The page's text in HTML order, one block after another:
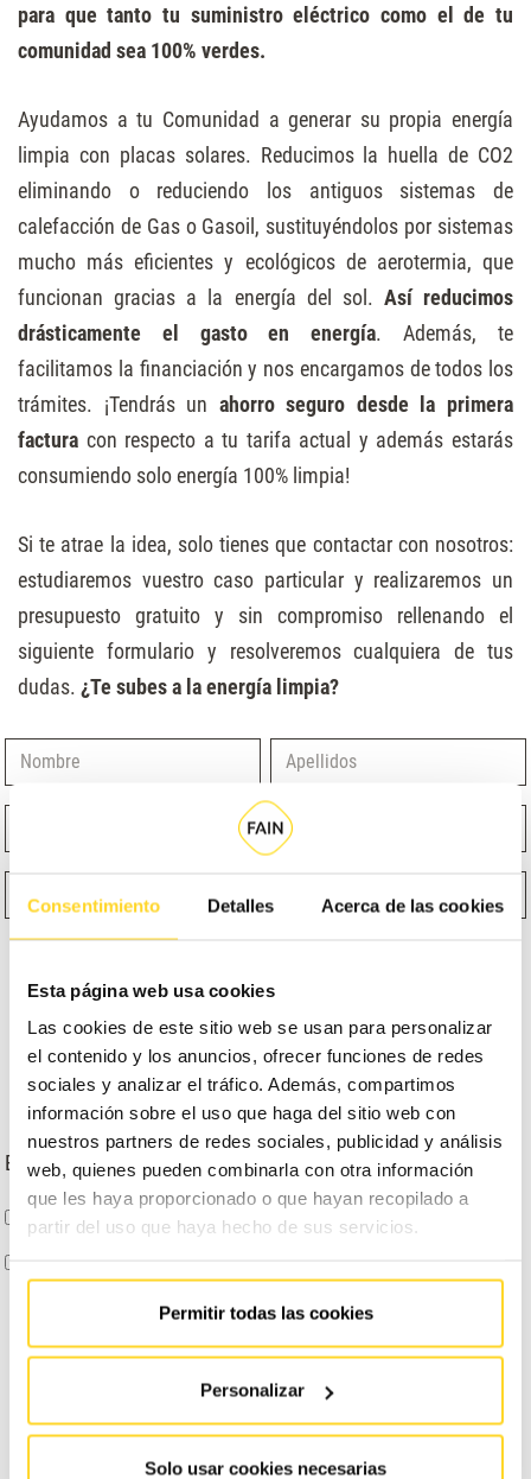
Consentimiento Detalles Acerca de las cookies
Esta página web usa cookies
Las cookies de este sitio web se usan para personalizar
el contenido y los anuncios, ofrecer funciones de redes
sociales y analizar el tráfico. Además, compartimos
información sobre el uso que haga del sitio web con
nuestros partners de redes sociales, publicidad y análisis
web, quienes pueden combinarla con otra información
que les haya proporcionado o que hayan recopilado a
partir del uso que haya hecho de sus servicios.
Permitir todas las cookies
Personalizar
Solo usar cookies necesarias
para que tanto tu suministro eléctrico como el de tu
comunidad sea 100% verdes.
Ayudamos a tu Comunidad a generar su propia energía
limpia con placas solares. Reducimos la huella de CO2
eliminando o reduciendo los antiguos sistemas de
calefacción de Gas o Gasoil, sustituyéndolos por sistemas
mucho más eficientes y ecológicos de aerotermia, que
funcionan gracias a la energía del sol. Así reducimos
drásticamente el gasto en energía. Además, te
facilitamos la financiación y nos encargamos de todos los
trámites. ¡Tendrás un ahorro seguro desde la primera
factura con respecto a tu tarifa actual y además estarás
consumiendo solo energía 100% limpia!
Si te atrae la idea, solo tienes que contactar con nosotros:
estudiaremos vuestro caso particular y realizaremos un
presupuesto gratuito y sin compromiso rellenando el
siguiente formulario y resolveremos cualquiera de tus
dudas. ¿Te subes a la energía limpia?
Nombre Apellidos
Teléfono
Escribe tu dirección
ENTIENDO Y ACEPTO
el tratamiento de mis datos tal y como se describe anteriormente y se explica
con mayor detalle en la Política de Privacidad.
Información básica en protección de datos:Conforme al RGPD y la LOPDGDD, FAIN ASCENSORES S.A.
tratará los datos facilitados con la finalidad de llamarte con la información que necesites. Para obtener
más información acerca del tratamiento de sus datos y ejercer sus derechos, visite nuestrapolítica de
privacidad